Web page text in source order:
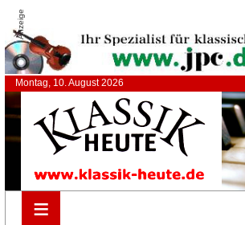
Anzeige
Montag, 10. August 2026
≡
≡